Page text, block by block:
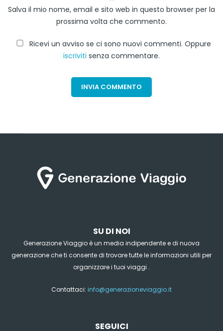
Salva il mio nome, email e sito web in questo browser per la
prossima volta che commento.
Ricevi un avviso se ci sono nuovi commenti. Oppure
iscriviti senza commentare.
SU DI NOI
Generazione Viaggio è un media indipendente e di nuova
generazione che ti consente di trovare tutte le informazioni utili per
organizzare i tuoi viaggi .
Contattaci: info@generazioneviaggio.it
SEGUICI